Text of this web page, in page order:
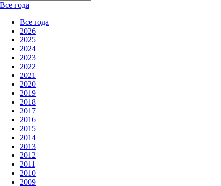
Все года
Все года
2026
2025
2024
2023
2022
2021
2020
2019
2018
2017
2016
2015
2014
2013
2012
2011
2010
2009